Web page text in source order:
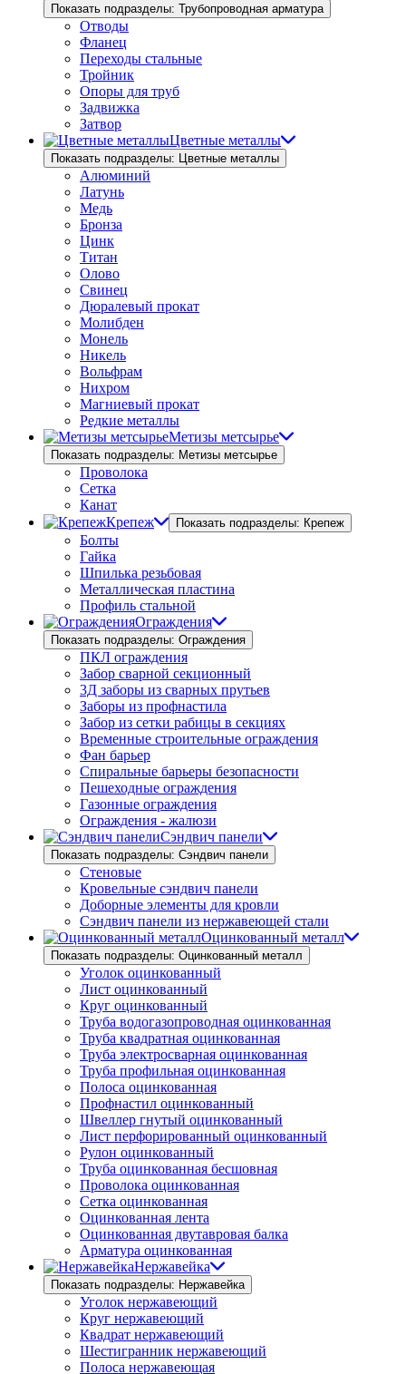
Показать подразделы: Трубопроводная арматура
Отводы
Фланец
Переходы стальные
Тройник
Опоры для труб
Задвижка
Затвор
Цветные металлы
Показать подразделы: Цветные металлы
Алюминий
Латунь
Медь
Бронза
Цинк
Титан
Олово
Свинец
Дюралевый прокат
Молибден
Монель
Никель
Вольфрам
Нихром
Магниевый прокат
Редкие металлы
Метизы метсырье
Показать подразделы: Метизы метсырье
Проволока
Сетка
Канат
Крепеж
Показать подразделы: Крепеж
Болты
Гайка
Шпилька резьбовая
Металлическая пластина
Профиль стальной
Ограждения
Показать подразделы: Ограждения
ПКЛ ограждения
Забор сварной секционный
3Д заборы из сварных прутьев
Заборы из профнастила
Забор из сетки рабицы в секциях
Временные строительные ограждения
Фан барьер
Спиральные барьеры безопасности
Пешеходные ограждения
Газонные ограждения
Ограждения - жалюзи
Сэндвич панели
Показать подразделы: Сэндвич панели
Стеновые
Кровельные сэндвич панели
Доборные элементы для кровли
Сэндвич панели из нержавеющей стали
Оцинкованный металл
Показать подразделы: Оцинкованный металл
Уголок оцинкованный
Лист оцинкованный
Круг оцинкованный
Труба водогазопроводная оцинкованная
Труба квадратная оцинкованная
Труба электросварная оцинкованная
Труба профильная оцинкованная
Полоса оцинкованная
Профнастил оцинкованный
Швеллер гнутый оцинкованный
Лист перфорированный оцинкованный
Рулон оцинкованный
Труба оцинкованная бесшовная
Проволока оцинкованная
Сетка оцинкованная
Оцинкованная лента
Оцинкованная двутавровая балка
Арматура оцинкованная
Нержавейка
Показать подразделы: Нержавейка
Уголок нержавеющий
Круг нержавеющий
Квадрат нержавеющий
Шестигранник нержавеющий
Полоса нержавеющая